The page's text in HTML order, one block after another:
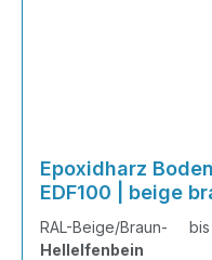
Epoxidharz
EDF100 | beige
RAL-Beige/Braun-
Hellelfenbein